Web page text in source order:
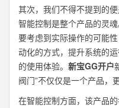
其次，我们不得不提到的
智能控制是整个产品的灵
要考虑到实际操作的可能
动化的方式，提升系统的
的使用体验。 新宝GG开户
阀门”不仅仅是一个产品，
在智能控制方面，该产品